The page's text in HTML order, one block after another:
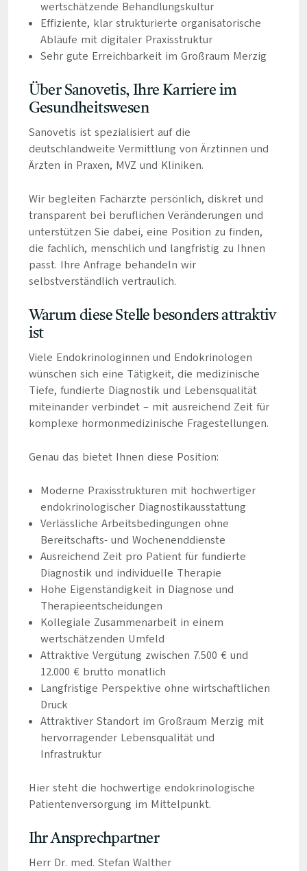
wertschätzende Behandlungskultur
Effiziente, klar strukturierte organisatorische
Abläufe mit digitaler Praxisstruktur
Sehr gute Erreichbarkeit im Großraum Merzig
Über Sanovetis, Ihre Karriere im
Gesundheitswesen
Sanovetis ist spezialisiert auf die
deutschlandweite Vermittlung von Ärztinnen und
Ärzten in Praxen, MVZ und Kliniken.
Wir begleiten Fachärzte persönlich, diskret und
transparent bei beruflichen Veränderungen und
unterstützen Sie dabei, eine Position zu finden,
die fachlich, menschlich und langfristig zu Ihnen
passt. Ihre Anfrage behandeln wir
selbstverständlich vertraulich.
Warum diese Stelle besonders attraktiv
ist
Viele Endokrinologinnen und Endokrinologen
wünschen sich eine Tätigkeit, die medizinische
Tiefe, fundierte Diagnostik und Lebensqualität
miteinander verbindet – mit ausreichend Zeit für
komplexe hormonmedizinische Fragestellungen.
Genau das bietet Ihnen diese Position:
Moderne Praxisstrukturen mit hochwertiger
endokrinologischer Diagnostikausstattung
Verlässliche Arbeitsbedingungen ohne
Bereitschafts- und Wochenenddienste
Ausreichend Zeit pro Patient für fundierte
Diagnostik und individuelle Therapie
Hohe Eigenständigkeit in Diagnose und
Therapieentscheidungen
Kollegiale Zusammenarbeit in einem
wertschätzenden Umfeld
Attraktive Vergütung zwischen 7.500 € und
12.000 € brutto monatlich
Langfristige Perspektive ohne wirtschaftlichen
Druck
Attraktiver Standort im Großraum Merzig mit
hervorragender Lebensqualität und
Infrastruktur
Hier steht die hochwertige endokrinologische
Patientenversorgung im Mittelpunkt.
Ihr Ansprechpartner
Herr Dr. med. Stefan Walther